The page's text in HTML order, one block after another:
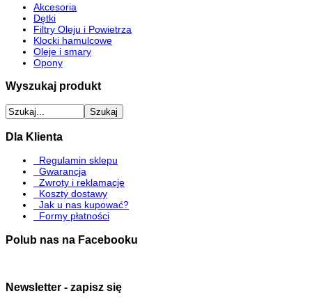
Akcesoria
Dętki
Filtry Oleju i Powietrza
Klocki hamulcowe
Oleje i smary
Opony
Wyszukaj produkt
Dla Klienta
Regulamin sklepu
Gwarancja
Zwroty i reklamacje
Koszty dostawy
Jak u nas kupować?
Formy płatności
Polub nas na Facebooku
Newsletter - zapisz się